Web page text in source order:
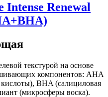
Renewal
текстурой на основе
компонентов: AHA
BHA (салициловая
(микросферы воска).